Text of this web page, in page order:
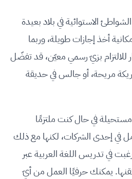
الاستوائية في بلاد بعيدة
أخذ إجازات طويلة، وربما
بزيّ رسمي معيّن، قد تفضّل
مريحة، أو جالس في حديقة
في حال كنت ملتزمًا
في إحدى الشركات، لكنها مع ذلك
في تدريس اللغة العربية عبر
يمكنك حرفيًا العمل من أيّ